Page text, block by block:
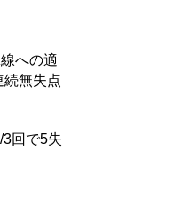
への適
続無失点
回で5失